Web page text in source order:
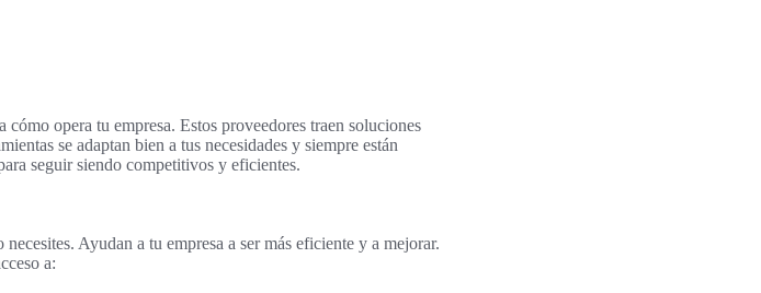
cómo opera tu empresa. Estos proveedores traen soluciones
se adaptan bien a tus necesidades y siempre están
seguir siendo competitivos y eficientes.
Ayudan a tu empresa a ser más eficiente y a mejorar.
a: